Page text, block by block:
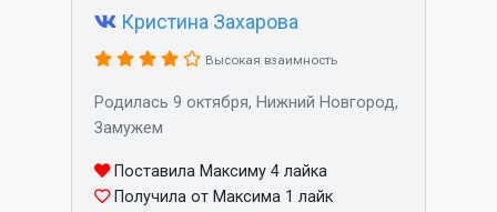
Кристина Захарова
Высокая взаимность
Родилась 9 октября, Нижний Новгород,
Замужем
Поставила Максиму 4 лайка
Получила от Максима 1 лайк